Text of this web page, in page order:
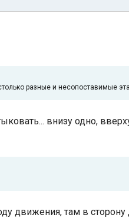
разные и несопоставимые
внизу одно,
движения, там в